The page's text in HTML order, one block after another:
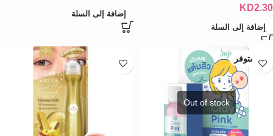
KD2.30
إضافة إلى السلة
إضافة إلى السلة
غير متوفر